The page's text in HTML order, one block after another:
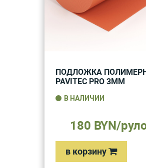
ПОДЛОЖКА
PAVITEC PRO 3ММ
В НАЛИЧИИ
180 BYN/
в корзину